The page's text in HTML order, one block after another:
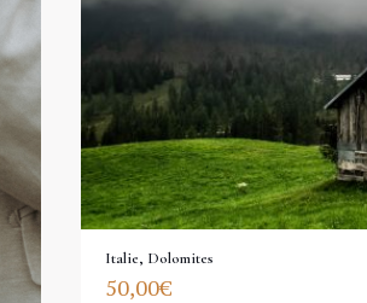
Italie, Dolomites
50,00€